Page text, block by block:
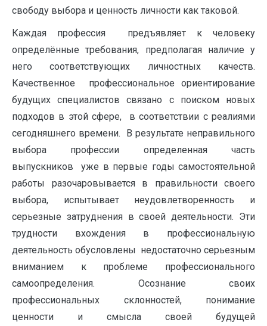
свободу выбора и ценность личности как таковой.
Каждая профессия предъявляет к человеку
определённые требования, предполагая наличие у
него соответствующих личностных качеств.
Качественное профессиональное ориентирование
будущих специалистов связано с поиском новых
подходов в этой сфере, в соответствии с реалиями
сегодняшнего времени. В результате неправильного
выбора профессии определенная часть
выпускников уже в первые годы самостоятельной
работы разочаровывается в правильности своего
выбора, испытывает неудовлетворенность и
серьезные затруднения в своей деятельности. Эти
трудности вхождения в профессиональную
деятельность обусловлены недостаточно серьезным
вниманием к проблеме профессионального
самоопределения. Осознание своих
профессиональных склонностей, понимание
ценности и смысла своей будущей